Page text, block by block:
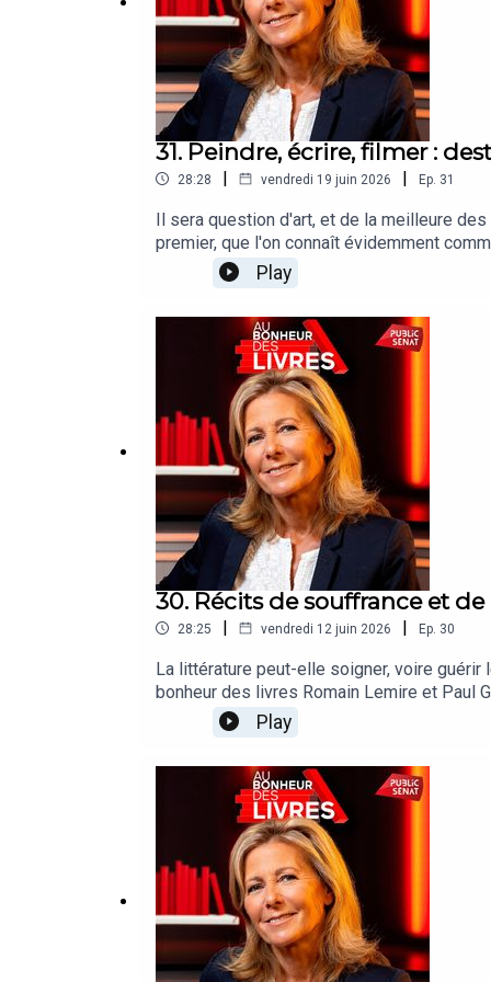
31. Peindre, écrire, filmer :
28:28 | vendredi 19 juin 2026 | Ep. 31
Il sera question d'art, et de la meilleure
premier, que l'on connaît évidemment
Mercure de France : « Oublier la peinture
connu dans son jeu âge une vocation de
d'un artiste original, auquel il valait la
invités sauront nous faire approcher, dans
Play
30. Récits de souffrance et
28:25 | vendredi 12 juin 2026 | Ep. 30
La littérature peut-elle soigner, voire guérir
bonheur des livres Romain Lemire et Paul
douloureuse. Le premier raconte sous
réussit à faire de ce traumatisme un récit
comédien, Paul Gasnier est un jeune
montrera que les blessures du passé ont
Play